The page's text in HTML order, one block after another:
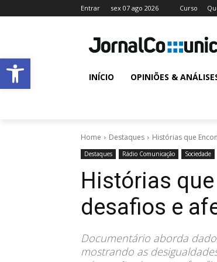
Abrir a barra de ferramentas
Entrar sex 07 ago 2026 Curso
INÍCIO OPINIÕES &
Home Destaques Histórias que
Destaques Rádio Comunicação Sociedade
Histórias
desafios e
Documentário aborda
mostrando as